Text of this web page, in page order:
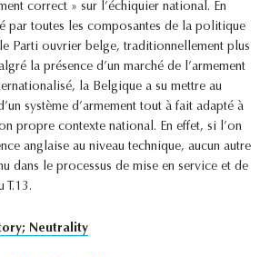
correct » sur l’échiquier national. En
par toutes les composantes de la politique
Parti ouvrier belge, traditionnellement plus
la présence d’un marché de l’armement
la Belgique a su mettre au
système d’armement tout à fait adapté à
propre contexte national. En effet, si l’on
anglaise au niveau technique, aucun autre
dans le processus de mise en service et de
T.13.
Neutrality